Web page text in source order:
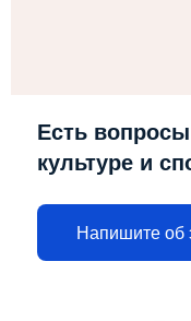
Есть
культуре и
Напишите об